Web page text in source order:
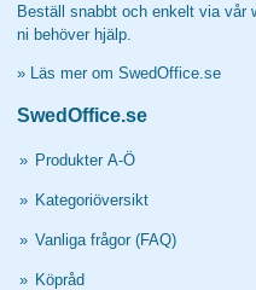
Beställ snabbt och enkelt via vår
ni behöver hjälp.
» Läs mer om SwedOffice.se
SwedOffice.se
» Produkter A-Ö
» Kategoriöversikt
» Vanliga frågor (FAQ)
» Köpråd